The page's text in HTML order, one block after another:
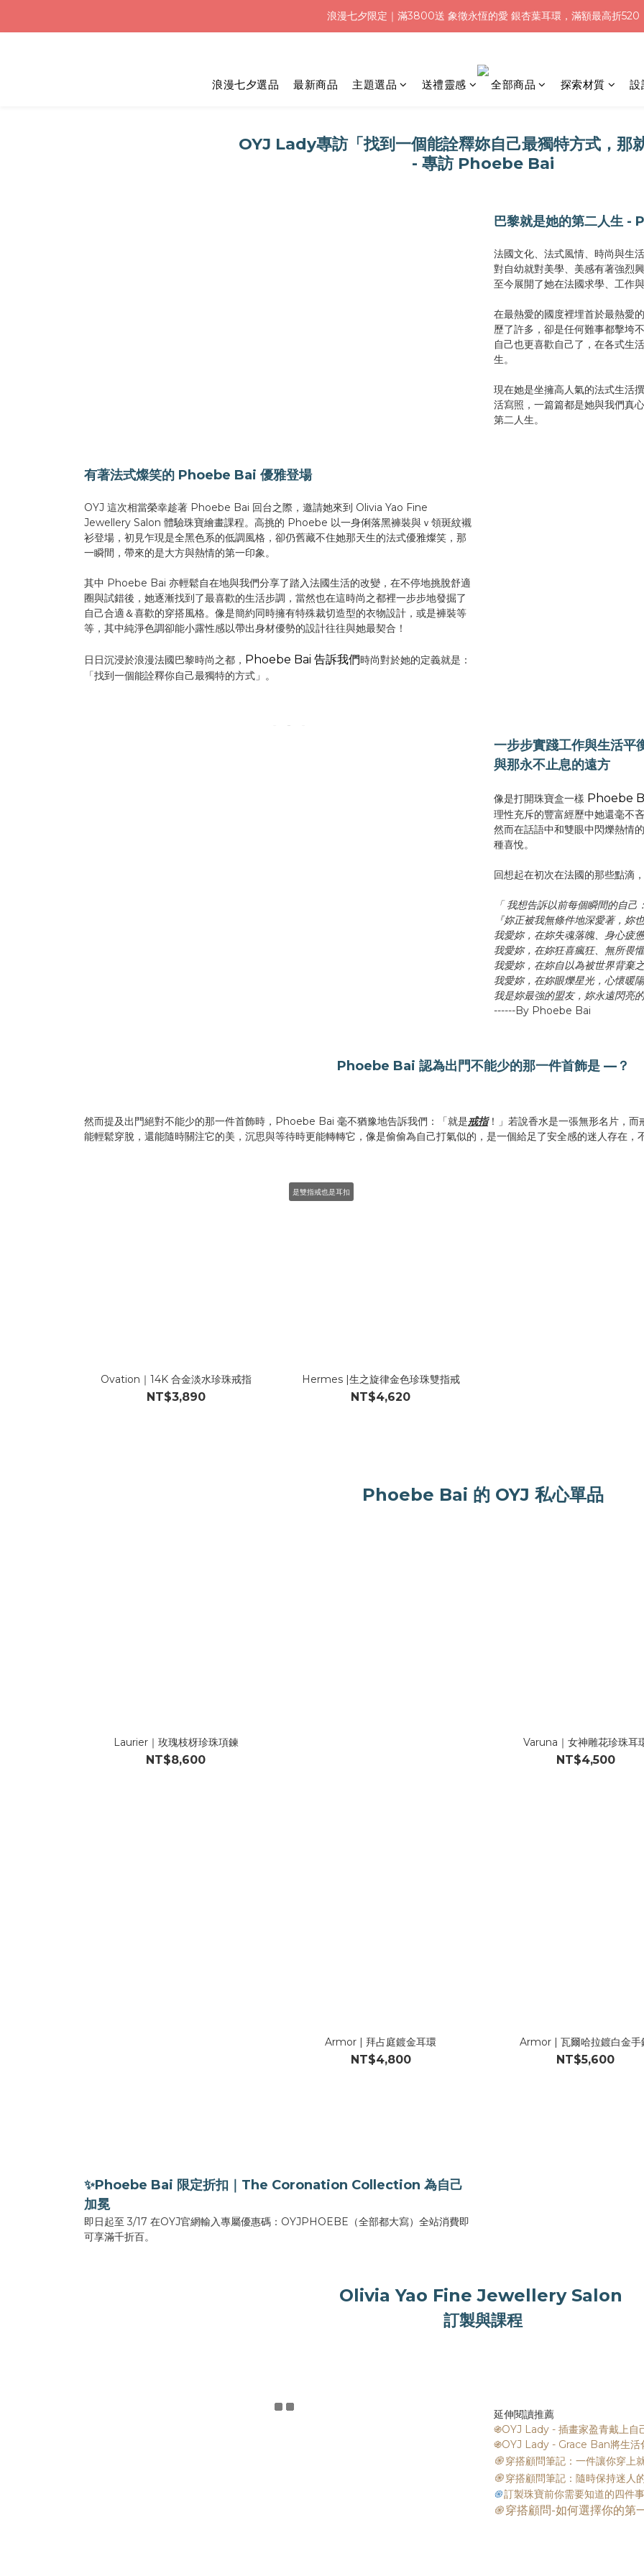
浪漫七夕限定｜滿3800送 象徵永恆的愛 銀杏葉耳環，滿額最高折520
浪漫七夕限定｜滿3800送 象徵永恆的愛 銀杏葉耳環，滿額最高折520
浪漫七夕限定｜滿3800送 象徵永恆的愛 銀杏葉耳環，滿額最高折520
浪漫七夕選品 最新商品 主題選品 送禮靈感 全部商品 探索材質 設
OYJ Lady專訪「找到一個能詮釋妳自己最獨特方式，那
- 專訪 Phoebe Bai
巴黎就是她的第二人生 -
法國文化、法式風情、時尚與生
對自幼就對美學、美感有著強烈
至今展開了她在法國求學、工作
在最熱愛的國度裡埋首於最熱愛
歷了許多，卻是任何難事都擊垮
自己也更喜歡自己了，在各式生
生。
現在她是坐擁高人氣的法式生活
活寫照，一篇篇都是她與我們真
第二人生。
有著法式燦笑的 Phoebe Bai 優雅登場
OYJ 這次相當榮幸趁著 Phoebe Bai 回台之際，邀請她來到 Olivia Yao Fine
Jewellery Salon 體驗珠寶繪畫課程。高挑的 Phoebe 以一身俐落黑褲裝與ｖ領斑紋襯
衫登場，初見乍現是全黑色系的低調風格，卻仍舊藏不住她那天生的法式優雅燦笑，那
一瞬間，帶來的是大方與熱情的第一印象。
其中 Phoebe Bai 亦輕鬆自在地與我們分享了踏入法國生活的改變，在不停地挑脫舒適
圈與試錯後，她逐漸找到了最喜歡的生活步調，當然也在這時尚之都裡一步步地發掘了
自己合適＆喜歡的穿搭風格。像是簡約同時擁有特殊裁切造型的衣物設計，或是褲裝等
等，其中純淨色調卻能小露性感以帶出身材優勢的設計往往與她最契合！
日日沉浸於浪漫法國巴黎時尚之都， Phoebe Bai 告訴我們時尚對於她的定義就是：
「找到一個能詮釋你自己最獨特的方式」。
一步步實踐工作與生活平
與那永不止息的遠方
像是打開珠寶盒一樣 Phoebe
理性充斥的豐富經歷中她還毫不
然而在話語中和雙眼中閃爍熱情
種喜悅。
回想起在初次在法國的那些點滴
「 我想告訴以前每個瞬間的自己：
『妳正被我無條件地深愛著，妳
我愛妳，在妳失魂落魄、身心疲
我愛妳，在妳狂喜瘋狂、無所畏
我愛妳，在妳自以為被世界背棄之
我愛妳，在妳眼爍星光，心懷暖
我是妳最強的盟友，妳永遠閃亮
------By Phoebe Bai
Phoebe Bai 認為出門不能少的那一件首飾是 —？
然而提及出門絕對不能少的那一件首飾時，Phoebe Bai 毫不猶豫地告訴我們：「就是戒指！」若說香水是一張無形名片，
能輕鬆穿脫，還能隨時關注它的美，沉思與等待時更能轉轉它，像是偷偷為自己打氣似的，是一個給足了安全感的迷人存在，
Ovation｜14K 合金淡水珍珠戒指
NT$3,890
是雙指戒也是耳扣
Hermes |生之旋律金色珍珠雙指戒
NT$4,620
Phoebe Bai 的 OYJ 私心單品
Laurier｜玫瑰枝枒珍珠項鍊
NT$8,600
Varuna｜女神雕花珍珠耳
NT$4,500
Armor | 拜占庭鍍金耳環
NT$4,800
Armor | 瓦爾哈拉鍍白金手
NT$5,600
✨Phoebe Bai 限定折扣｜The Coronation Collection 為自己
加冕
即日起至 3/17 在OYJ官網輸入專屬優惠碼：OYJPHOEBE（全部都大寫）全站消費即
可享滿千折百。
Olivia Yao Fine Jewellery Salon
訂製與課程
延伸閱讀推薦
֍OYJ Lady - 插畫家盈青戴上自
֍OYJ Lady - Grace Ban將生活
֍穿搭顧問筆記：一件讓你穿上
֍穿搭顧問筆記：隨時保持迷人
֍訂製珠寶前你需要知道的四件事
֍穿搭顧問-如何選擇你的第